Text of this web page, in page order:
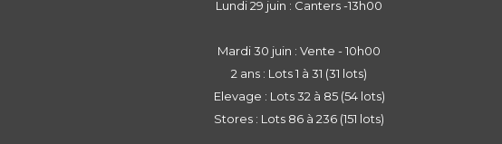
Lundi 29 juin : Canters -13h00
Mardi 30 juin : Vente - 10h00
2 ans : Lots 1 à 31 (31 lots)
Elevage : Lots 32 à 85 (54 lots)
Stores : Lots 86 à 236 (151 lots)